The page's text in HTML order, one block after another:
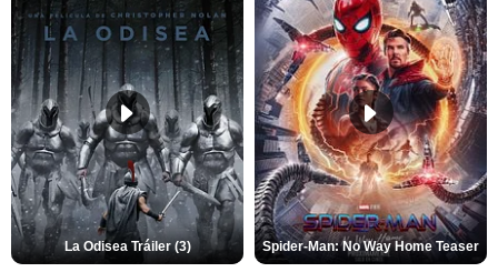
La Odisea Tráiler (3) Spider-Man: No Way Home Teaser